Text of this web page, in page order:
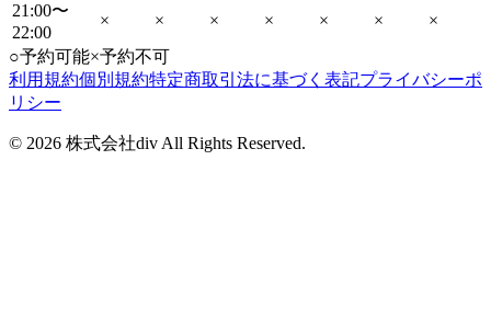
21:00〜
22:00
× × × × × ×
×
○予約可能×予約不可
利用規約個別規約特定商取引法に基づく表記プライバシーポ
リシー
© 2026 株式会社div All Rights Reserved.